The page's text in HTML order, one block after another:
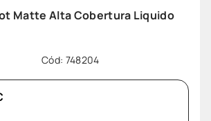
Matte Alta Cobertura Liquido
Cód: 748204